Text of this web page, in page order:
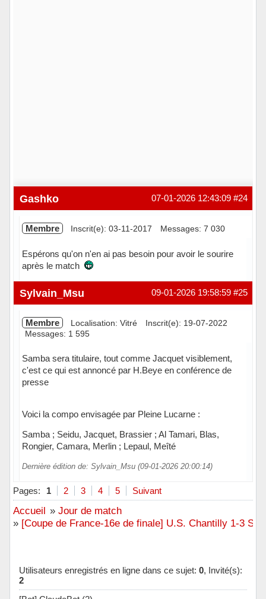
#24
07-01-2026 12:43:09
Gashko
Membre Inscrit(e): 03-11-2017 Messages: 7 030
Espérons qu'on n'en ai pas besoin pour avoir le sourire
après le match
Hors ligne #25
09-01-2026 19:58:59
Sylvain_Msu
Membre Localisation: Vitré
Inscrit(e): 19-07-2022
Messages: 1 595
Samba sera titulaire, tout comme Jacquet visiblement,
c'est ce qui est annoncé par H.Beye en conférence de
presse
Voici la compo envisagée par Pleine Lucarne :
Samba ; Seidu, Jacquet, Brassier ; Al Tamari, Blas,
Rongier, Camara, Merlin ; Lepaul, Meîté
Dernière édition de: Sylvain_Msu (09-01-2026 20:00:14)
Hors ligne
Pages: 1 2 3 4 5 Suivant
Accueil » Jour de match
» [Coupe de France-16e de finale] U.S. Chantilly 1-3
Utilisateurs enregistrés en ligne dans ce sujet: 0, Invité(s):
2